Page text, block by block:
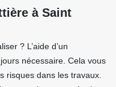
à Saint
? L’aide d’un
nécessaire. Cela vous
risques dans les travaux.